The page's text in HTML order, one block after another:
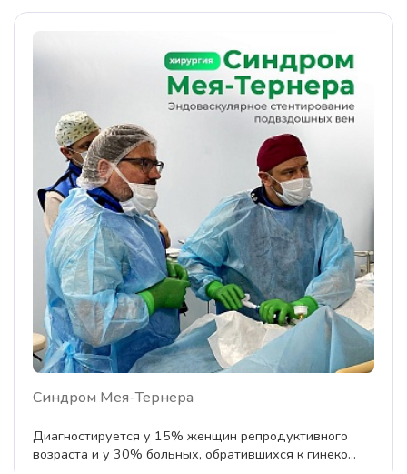
Синдром Мея-Тернера
Диагностируется у 15% женщин репродуктивного
возраста и у 30% больных, обратившихся к гинеко...